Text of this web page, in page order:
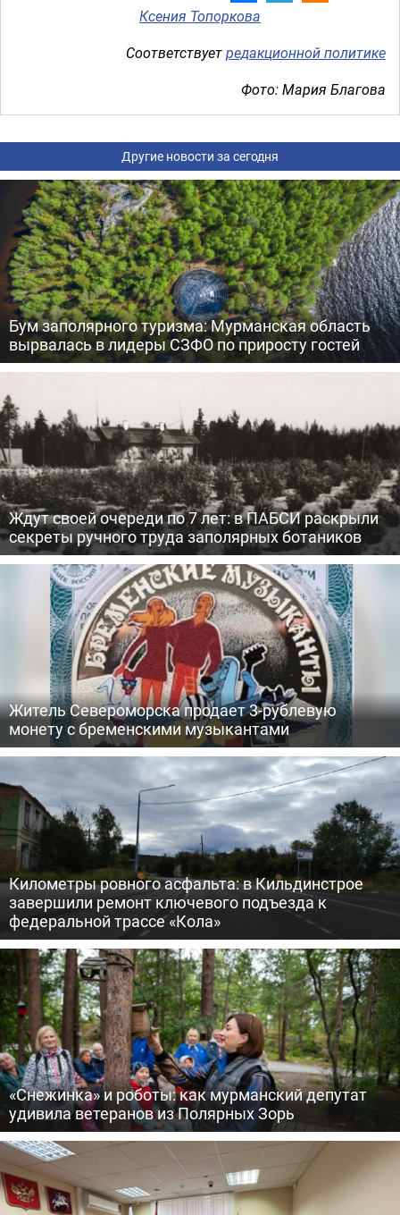
Ксения Топоркова
Соответствуетредакционной политике
Фото: Мария Благова
Другие новости за сегодня
Бум заполярного туризма: Мурманская область
вырвалась в лидеры СЗФО по приросту гостей
Ждут своей очереди по 7 лет: в ПАБСИ раскрыли
секреты ручного труда заполярных ботаников
Житель Североморска продает 3-рублевую
монету с бременскими музыкантами
Километры ровного асфальта: в Кильдинстрое
завершили ремонт ключевого подъезда к
федеральной трассе «Кола»
«Снежинка» и роботы: как мурманский депутат
удивила ветеранов из Полярных Зорь